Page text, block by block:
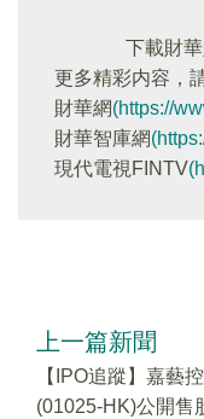
下載財
更多精彩内容，
財華網(https://
財華智庫網
現代電視FINTV
上一篇新聞
【IPO追蹤】嘉藝
(01025-HK)公開售